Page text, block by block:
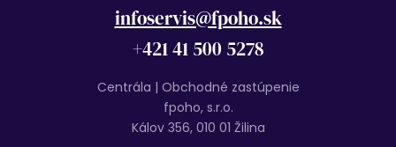
infoservis@fpoho.sk
+421 41 500 5278
Centrála | Obchodné zastúpenie
fpoho, s.r.o.
Kálov 356, 010 01 Žilina